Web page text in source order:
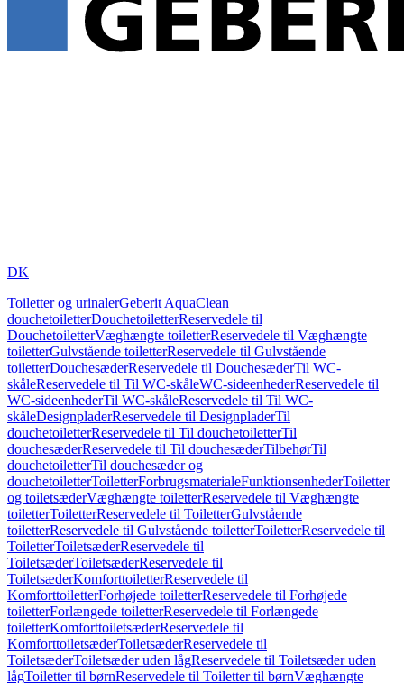
DK
Toiletter og urinalerGeberit AquaClean
douchetoiletterDouchetoiletterReservedele til
DouchetoiletterVæghængte toiletterReservedele til Væghængte
toiletterGulvstående toiletterReservedele til Gulvstående
toiletterDouchesæderReservedele til DouchesæderTil WC-
skåleReservedele til Til WC-skåleWC-sideenhederReservedele til
WC-sideenhederTil WC-skåleReservedele til Til WC-
skåleDesignpladerReservedele til DesignpladerTil
douchetoiletterReservedele til Til douchetoiletterTil
douchesæderReservedele til Til douchesæderTilbehørTil
douchetoiletterTil douchesæder og
douchetoiletterToiletterForbrugsmaterialeFunktionsenhederToiletter
og toiletsæderVæghængte toiletterReservedele til Væghængte
toiletterToiletterReservedele til ToiletterGulvstående
toiletterReservedele til Gulvstående toiletterToiletterReservedele til
ToiletterToiletsæderReservedele til
ToiletsæderToiletsæderReservedele til
ToiletsæderKomforttoiletterReservedele til
KomforttoiletterForhøjede toiletterReservedele til Forhøjede
toiletterForlængede toiletterReservedele til Forlængede
toiletterKomforttoiletsæderReservedele til
KomforttoiletsæderToiletsæderReservedele til
ToiletsæderToiletsæder uden lågReservedele til Toiletsæder uden
lågToiletter til børnReservedele til Toiletter til børnVæghængte